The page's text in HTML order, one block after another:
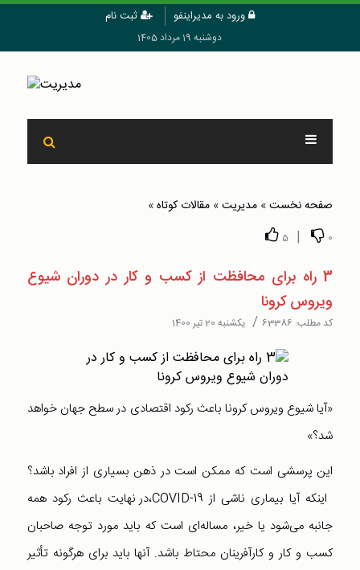
ورود به مدیراینفو ثبت نام
دوشنبه 19 مرداد 1405
صفحه نخست» مدیریت» مقالات کوتاه»
0
|
5
3 راه برای محافظت از کسب و کار در دوران شیوع
ویروس کرونا
کد مطلب: 63386
/ یکشنبه 20 تیر 1400
«آیا شیوع ویروس کرونا باعث رکود اقتصادی در سطح جهان خواهد
شد؟»
این پرسشی است که ممکن است در ذهن بسیاری از افراد باشد؟
اینکه آیا بیماری ناشی از COVID-19،در نهایت باعث رکود همه
جانبه می‌شود یا خیر، مساله‌ای است که باید مورد توجه صاحبان
کسب و کار و کارآفرینان محتاط باشد. آنها باید برای هرگونه تأثیر